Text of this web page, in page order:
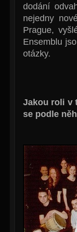
dodání
nejedny
Prague,
Ensemblu
otázky.
Jakou roli v
se podle